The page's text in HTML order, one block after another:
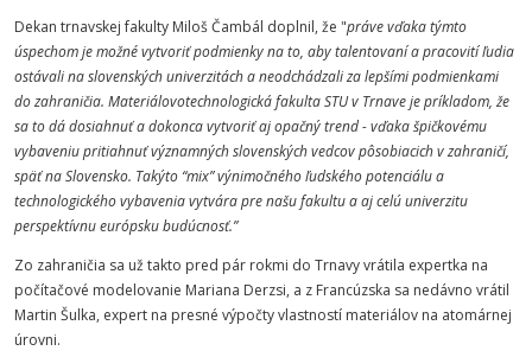
Dekan trnavskej fakulty Miloš Čambál doplnil, že "práve vďaka týmto
úspechom je možné vytvoriť podmienky na to, aby talentovaní a pracovití ľudia
ostávali na slovenských univerzitách a neodchádzali za lepšími podmienkami
do zahraničia. Materiálovotechnologická fakulta STU v Trnave je príkladom, že
sa to dá dosiahnuť a dokonca vytvoriť aj opačný trend - vďaka špičkovému
vybaveniu pritiahnuť významných slovenských vedcov pôsobiacich v zahraničí,
späť na Slovensko. Takýto “mix” výnimočného ľudského potenciálu a
technologického vybavenia vytvára pre našu fakultu a aj celú univerzitu
perspektívnu európsku budúcnosť.”
Zo zahraničia sa už takto pred pár rokmi do Trnavy vrátila expertka na
počítačové modelovanie Mariana Derzsi, a z Francúzska sa nedávno vrátil
Martin Šulka, expert na presné výpočty vlastností materiálov na atomárnej
úrovni.